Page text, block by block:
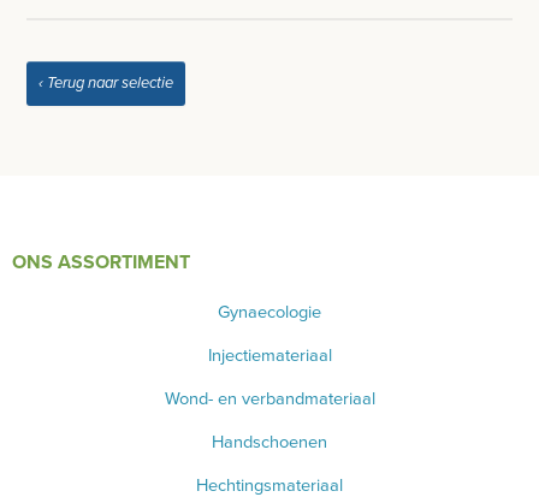
PRODUCT NIET GEVONDEN?
‹ Terug naar selectie
ONS ASSORTIMENT
Gynaecologie
Injectiemateriaal
Wond- en verbandmateriaal
Handschoenen
Hechtingsmateriaal